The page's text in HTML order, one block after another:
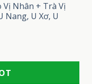
Vị Nhân + Trà Vị
U Xơ, U